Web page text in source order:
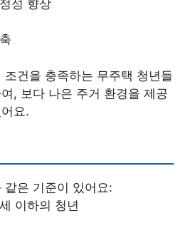
성 향상
조건을 충족하는 무주택 청년들
, 보다 나은 주거 환경을 제공
요.
같은 기준이 있어요:
이하의 청년